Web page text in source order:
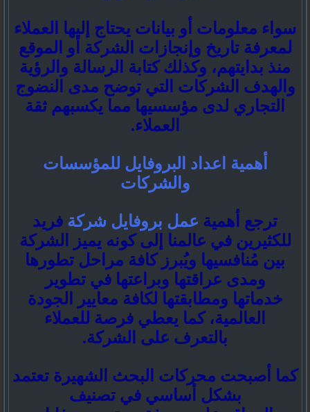
سواء معلومات أو بيانات يحتاج إليها العملاء
لمعرفة تاريخ وإنجازات الشركة أو الموقع
منذ بدايتهم، وكذلك كتابة الرسالة والرؤية
والهدف الشركات التي توضح مدى النضوج
التجاري لدى مؤسسيها مما يكسبهم ثقة
العملاء.
أهمية اعداد البروفايل للمؤسسات
والشركات
ترجع أهمية عمل بروفايل شركة فريد
للكثيرين في عالمنا إلى كونه يميز الشركة
بين مُنافسيها ويُبرز كافة مراحل تطورها
ومدى عراقتها وبراعتها في تطوير
خدماتها ومطابقتها لكافة معايير الجودة
العالمية، كما يعطي فرصة للعملاء
بالتعرف على الشركة.
كما أصبحت محركات البحث الشهيرة تعتمد
بشكل أساسي في تصنيف